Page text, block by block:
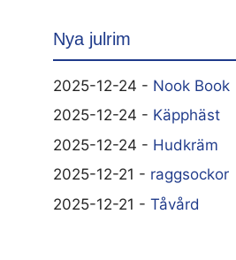
Nya julrim
2025-12-24 - Nook Book
2025-12-24 - Käpphäst
2025-12-24 - Hudkräm
2025-12-21 - raggsockor
2025-12-21 - Tåvård